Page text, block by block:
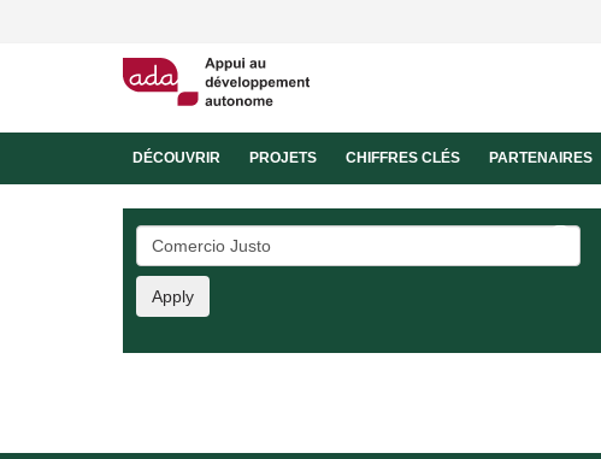
Navigation
SSNUP
DÉCOUVRIR PROJETS CHIFFRES CLÉS PARTENAIRES